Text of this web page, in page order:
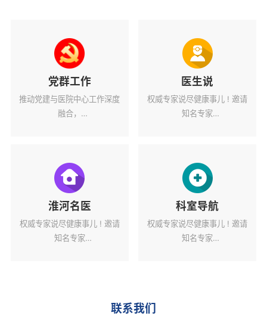
党群工作
推动党建与医院中心工作深度
融合，
医生说
权威专家说尽健康事儿 ! 邀请
知名专家
淮河名医
权威专家说尽健康事儿 ! 邀请
知名专家
科室导航
权威专家说尽健康事儿 ! 邀请
知名专家
联系我们